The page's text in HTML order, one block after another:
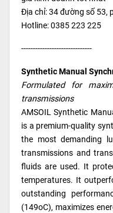
Địa chỉ: 34 đường số 53,
Hotline: 0385 223 225
------------------------------
Synthetic Manual
Formulated for
transmissions
AMSOIL Synthetic
is a premium-quality
the most demanding
transmissions and
fluids are used. It
temperatures. It
outstanding
(149oC), maximizes